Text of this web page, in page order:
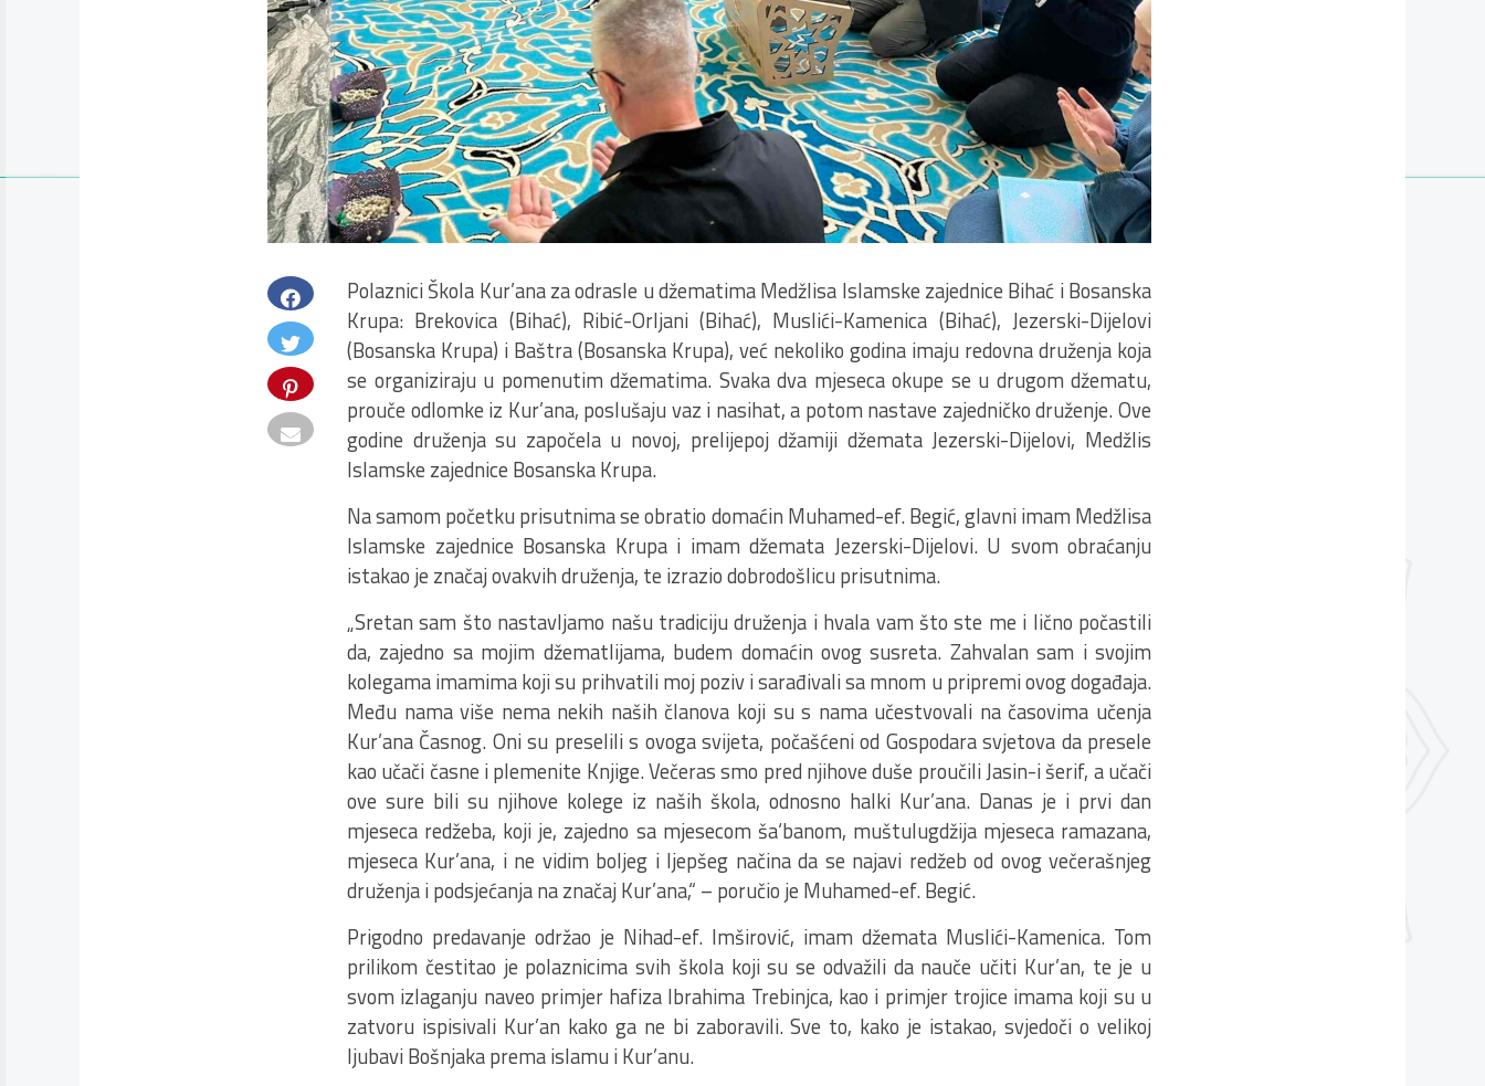
Polaznici Škola Kur’ana za odrasle u džematima Medžlisa Islamske zajednice Bihać i Bosanska
Krupa: Brekovica (Bihać), Ribić-Orljani (Bihać), Muslići-Kamenica (Bihać), Jezerski-Dijelovi
(Bosanska Krupa) i Baštra (Bosanska Krupa), već nekoliko godina imaju redovna druženja koja
se organiziraju u pomenutim džematima. Svaka dva mjeseca okupe se u drugom džematu,
prouče odlomke iz Kur’ana, poslušaju vaz i nasihat, a potom nastave zajedničko druženje. Ove
godine druženja su započela u novoj, prelijepoj džamiji džemata Jezerski-Dijelovi, Medžlis
Islamske zajednice Bosanska Krupa.
Na samom početku prisutnima se obratio domaćin Muhamed-ef. Begić, glavni imam Medžlisa
Islamske zajednice Bosanska Krupa i imam džemata Jezerski-Dijelovi. U svom obraćanju
istakao je značaj ovakvih druženja, te izrazio dobrodošlicu prisutnima.
„Sretan sam što nastavljamo našu tradiciju druženja i hvala vam što ste me i lično počastili
da, zajedno sa mojim džematlijama, budem domaćin ovog susreta. Zahvalan sam i svojim
kolegama imamima koji su prihvatili moj poziv i sarađivali sa mnom u pripremi ovog događaja.
Među nama više nema nekih naših članova koji su s nama učestvovali na časovima učenja
Kur’ana Časnog. Oni su preselili s ovoga svijeta, počašćeni od Gospodara svjetova da presele
kao učači časne i plemenite Knjige. Večeras smo pred njihove duše proučili Jasin-i šerif, a učači
ove sure bili su njihove kolege iz naših škola, odnosno halki Kur’ana. Danas je i prvi dan
mjeseca redžeba, koji je, zajedno sa mjesecom ša‘banom, muštulugdžija mjeseca ramazana,
mjeseca Kur’ana, i ne vidim boljeg i ljepšeg načina da se najavi redžeb od ovog večerašnjeg
druženja i podsjećanja na značaj Kur’ana,“ – poručio je Muhamed-ef. Begić.
Prigodno predavanje održao je Nihad-ef. Imširović, imam džemata Muslići-Kamenica. Tom
prilikom čestitao je polaznicima svih škola koji su se odvažili da nauče učiti Kur’an, te je u
svom izlaganju naveo primjer hafiza Ibrahima Trebinjca, kao i primjer trojice imama koji su u
zatvoru ispisivali Kur’an kako ga ne bi zaboravili. Sve to, kako je istakao, svjedoči o velikoj
ljubavi Bošnjaka prema islamu i Kur’anu.